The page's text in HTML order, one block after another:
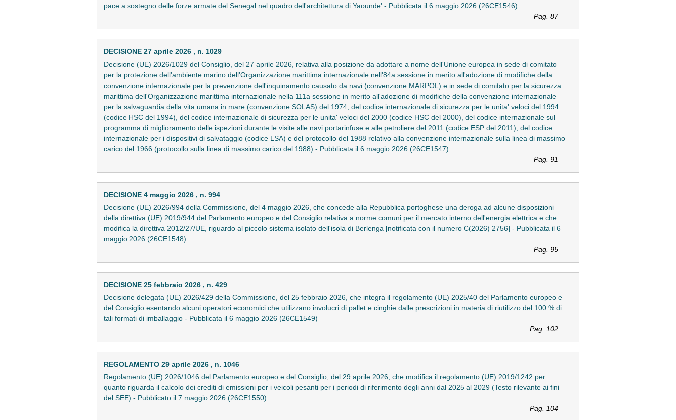
pace a sostegno delle forze armate del Senegal nel quadro dell'architettura di Yaounde' - Pubblicata il 6 maggio 2026 (26CE1546)
Pag. 87
DECISIONE 27 aprile 2026 , n. 1029
Decisione (UE) 2026/1029 del Consiglio, del 27 aprile 2026, relativa alla posizione da adottare a nome dell'Unione europea in sede di comitato
per la protezione dell'ambiente marino dell'Organizzazione marittima internazionale nell'84a sessione in merito all'adozione di modifiche della
convenzione internazionale per la prevenzione dell'inquinamento causato da navi (convenzione MARPOL) e in sede di comitato per la sicurezza
marittima dell'Organizzazione marittima internazionale nella 111a sessione in merito all'adozione di modifiche della convenzione internazionale
per la salvaguardia della vita umana in mare (convenzione SOLAS) del 1974, del codice internazionale di sicurezza per le unita' veloci del 1994
(codice HSC del 1994), del codice internazionale di sicurezza per le unita' veloci del 2000 (codice HSC del 2000), del codice internazionale sul
programma di miglioramento delle ispezioni durante le visite alle navi portarinfuse e alle petroliere del 2011 (codice ESP del 2011), del codice
internazionale per i dispositivi di salvataggio (codice LSA) e del protocollo del 1988 relativo alla convenzione internazionale sulla linea di massimo
carico del 1966 (protocollo sulla linea di massimo carico del 1988) - Pubblicata il 6 maggio 2026 (26CE1547)
Pag. 91
DECISIONE 4 maggio 2026 , n. 994
Decisione (UE) 2026/994 della Commissione, del 4 maggio 2026, che concede alla Repubblica portoghese una deroga ad alcune disposizioni
della direttiva (UE) 2019/944 del Parlamento europeo e del Consiglio relativa a norme comuni per il mercato interno dell'energia elettrica e che
modifica la direttiva 2012/27/UE, riguardo al piccolo sistema isolato dell'isola di Berlenga [notificata con il numero C(2026) 2756] - Pubblicata il 6
maggio 2026 (26CE1548)
Pag. 95
DECISIONE 25 febbraio 2026 , n. 429
Decisione delegata (UE) 2026/429 della Commissione, del 25 febbraio 2026, che integra il regolamento (UE) 2025/40 del Parlamento europeo e
del Consiglio esentando alcuni operatori economici che utilizzano involucri di pallet e cinghie dalle prescrizioni in materia di riutilizzo del 100 % di
tali formati di imballaggio - Pubblicata il 6 maggio 2026 (26CE1549)
Pag. 102
REGOLAMENTO 29 aprile 2026 , n. 1046
Regolamento (UE) 2026/1046 del Parlamento europeo e del Consiglio, del 29 aprile 2026, che modifica il regolamento (UE) 2019/1242 per
quanto riguarda il calcolo dei crediti di emissioni per i veicoli pesanti per i periodi di riferimento degli anni dal 2025 al 2029 (Testo rilevante ai fini
del SEE) - Pubblicato il 7 maggio 2026 (26CE1550)
Pag. 104